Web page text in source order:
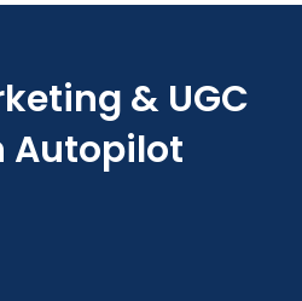
& UGC
Autopilot